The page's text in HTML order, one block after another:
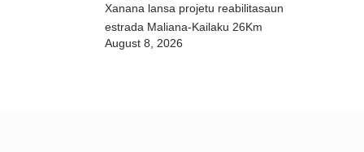
Xanana lansa projetu reabilitasaun
estrada Maliana-Kailaku 26Km
August 8, 2026